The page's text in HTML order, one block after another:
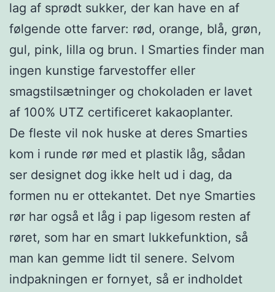
lag af sprødt sukker, der kan have en af
følgende otte farver: rød, orange, blå, grøn,
gul, pink, lilla og brun. I Smarties finder man
ingen kunstige farvestoffer eller
smagstilsætninger og chokoladen er lavet
af 100% UTZ certificeret kakaoplanter.
De fleste vil nok huske at deres Smarties
kom i runde rør med et plastik låg, sådan
ser designet dog ikke helt ud i dag, da
formen nu er ottekantet. Det nye Smarties
rør har også et låg i pap ligesom resten af
røret, som har en smart lukkefunktion, så
man kan gemme lidt til senere. Selvom
indpakningen er fornyet, så er indholdet